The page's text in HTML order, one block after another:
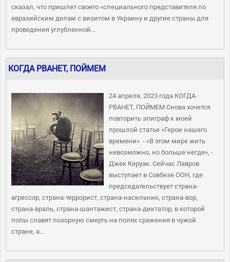
сказал, что пришлет своего «специального представителя по
евразийским делам с визитом в Украину и другие страны для
проведения углубленной...
КОГДА РВАНЕТ, ПОЙМЕМ
24 апреля, 2023 года КОГДА
РВАНЕТ, ПОЙМЕМ Снова хочется
повторить эпиграф к моей
прошлой статье «Герои нашего
времени» - «В этом мире жить
невозможно, но больше негде», -
Джек Керуак. Сейчас Лавров
выступает в Совбезе ООН, где
председательствует страна-
агрессор, страна-террорист, страна-насильник, страна-вор,
страна-враль, страна-шантажист, страна-диктатор, в которой
попы славят позорную смерть на полях сражения в чужой
стране, а...